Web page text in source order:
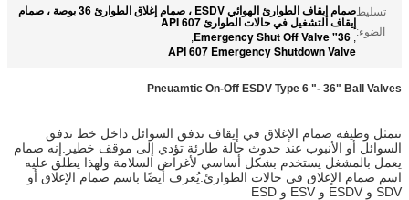
تسليط
الضوء:
صمام إيقاف الطوارئ الهوائي ESDV ، صمام إغلاق الطوارئ 36 بوصة ، صمام
إيقاف التشغيل في حالات الطوارئ API 607
,
36" Emergency Shut Off Valve
,
API 607 Emergency Shutdown Valve
Pneuamtic On-Off ESDV Type 6 "- 36" Ball Valves
تتمثل وظيفة صمام الإغلاق في إيقاف تدفق السوائل داخل خط تدفق
السوائل أو الأنبوب عند حدوث حالة طارئة تؤدي إلى موقف خطير.إنه صمام
يعمل بالمشغل يستخدم بشكل أساسي لأغراض السلامة ولهذا يطلق عليه
اسم صمام الإغلاق في حالات الطوارئ.يُعرف أيضًا باسم صمام الإغلاق أو
SDV و ESDV و ESV و ESD